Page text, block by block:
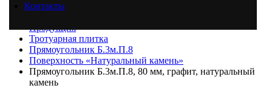
Контакты
Продукция
Тротуарная плитка
Прямоугольник Б.3м.П.8
Поверхность «Натуральный камень»
Прямоугольник Б.3м.П.8, 80 мм, графит, натуральный
камень